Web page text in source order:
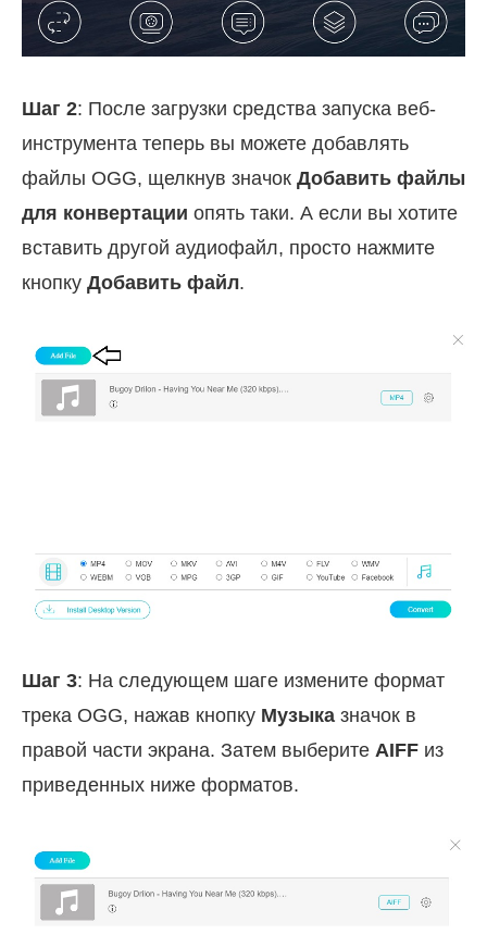
Шаг 2: После загрузки средства запуска веб-
инструмента теперь вы можете добавлять
файлы OGG, щелкнув значок Добавить файлы
для конвертации опять таки. А если вы хотите
вставить другой аудиофайл, просто нажмите
кнопку Добавить файл.
Шаг 3: На следующем шаге измените формат
трека OGG, нажав кнопку Музыка значок в
правой части экрана. Затем выберите AIFF из
приведенных ниже форматов.